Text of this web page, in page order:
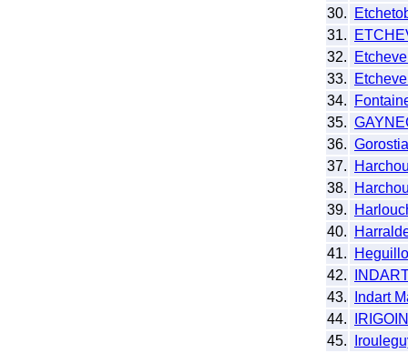
30.
31.
32.
33.
34.
35.
36.
37.
38.
39.
40.
41.
42.
43.
Indart
44.
IRIGOIN
45.